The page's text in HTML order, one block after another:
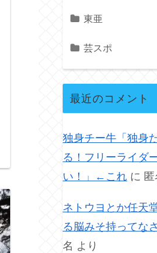
東亜
芸スポ
最近のコメント
独身チー牛「独身
る！フリーライダ
い！」←これ に 匿
ネトウヨとか任天
る脳みそ持ってな
名 より